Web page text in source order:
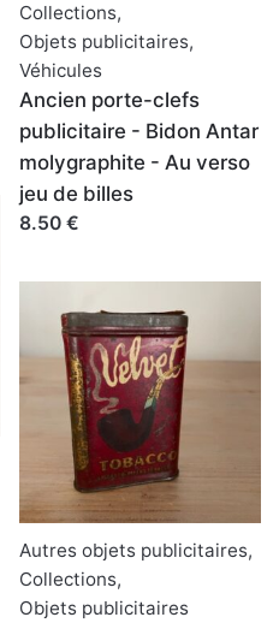
Collections,
Objets publicitaires,
Véhicules
Ancien porte-clefs
publicitaire - Bidon Antar
molygraphite - Au verso
jeu de billes
8.50 €
Autres objets publicitaires,
Collections,
Objets publicitaires